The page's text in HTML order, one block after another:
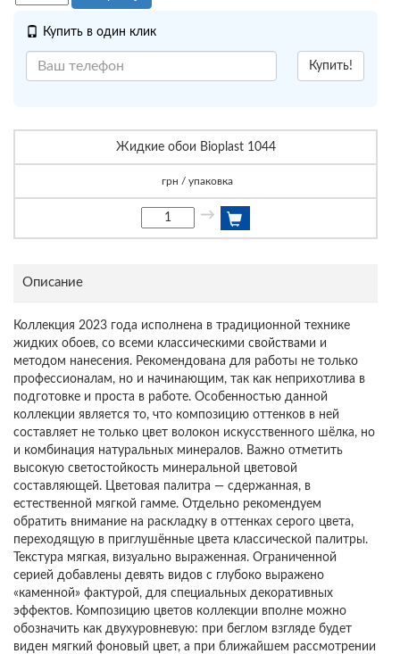
Купить в один клик
Купить!
Жидкие обои Bioplast 1044
грн / упаковка
→
Описание
Коллекция 2023 года исполнена в традиционной технике
жидких обоев, со всеми классическими свойствами и
методом нанесения. Рекомендована для работы не только
профессионалам, но и начинающим, так как неприхотлива в
подготовке и проста в работе. Особенностью данной
коллекции является то, что композицию оттенков в ней
составляет не только цвет волокон искусственного шёлка, но
и комбинация натуральных минералов. Важно отметить
высокую светостойкость минеральной цветовой
составляющей. Цветовая палитра — сдержанная, в
естественной мягкой гамме. Отдельно рекомендуем
обратить внимание на раскладку в оттенках серого цвета,
переходящую в приглушённые цвета классической палитры.
Текстура мягкая, визуально выраженная. Ограниченной
серией добавлены девять видов с глубоко выражено
«каменной» фактурой, для специальных декоративных
эффектов. Композицию цветов коллекции вполне можно
обозначить как двухуровневую: при беглом взгляде будет
виден мягкий фоновый цвет, а при ближайшем рассмотрении